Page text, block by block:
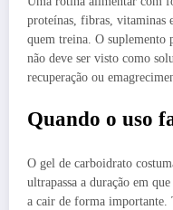
proteínas, fibras, vitaminas
quem treina. O suplemento
não deve ser visto como
recuperação ou
Quando o uso
O gel de carboidrato
ultrapassa a duração em
a cair de forma importante.